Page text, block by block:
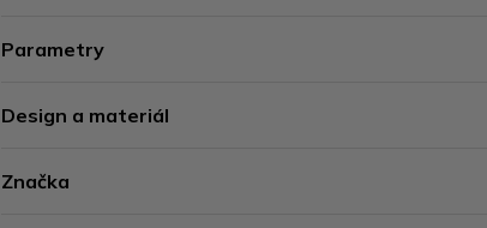
Parametry
Design a materiál
Značka